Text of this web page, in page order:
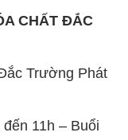
CHẤT ĐẮC
Trường Phát
11h – Buổi